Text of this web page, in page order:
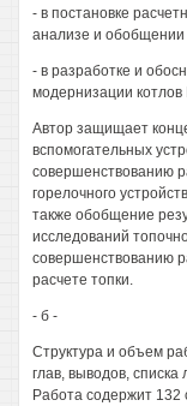
- в постановке
анализе и обобщении
- в разработке и
модернизации
Автор защищает
вспомогательных
совершенствованию
горелочного
также обобщение
исследований
совершенствованию
расчете топки.
- б -
Структура и объем
глав, выводов,
Работа содержит 132